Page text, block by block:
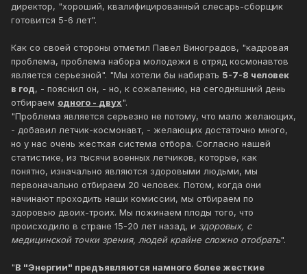
директор, "хороший, квалифицированный слесарь-сборщик
готовится 5-6 лет".
Как со своей стороны отметил Павел Виноградов, "кадровая
проблема, проблема набора молодежи в отряд космонавтов
является серьезной". "Мы хотели бы набирать 5-7-8 человек
в год, - пояснил он, - но, к сожалению, на сегодняшний день
отбираем одного - двух".
"Проблема является серьезно не потому, что мало желающих,
- добавил летчик-космонавт, - желающих достаточно много,
но у нас очень жесткая система отбора. Согласно нашей
статистике, из тысячи военных летчиков, которые, как
понятно, изначально являются здоровыми людьми, мы
первоначально отбираем 20 человек. Потом, когда они
начинают проходить наши комиссии, мы отбираем по
здоровью двоих-троих. Мы пожинаем плоды того, что
происходило в стране 15-20 лет назад, и здоровых, с
медицинской точки зрения, людей крайне сложно отобрать".
"В "Энергии" предъявляются намного более жесткие